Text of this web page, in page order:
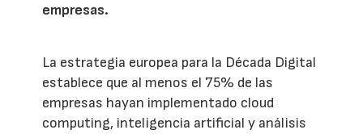
empresas.
La estrategia europea para la Década Digital
establece que al menos el 75% de las
empresas hayan implementado cloud
computing, inteligencia artificial y análisis